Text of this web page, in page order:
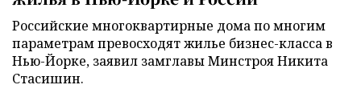
Российские многоквартирные дома по многим
параметрам превосходят жилье бизнес-класса в
Нью-Йорке, заявил замглавы Минстроя Никита
Стасишин.